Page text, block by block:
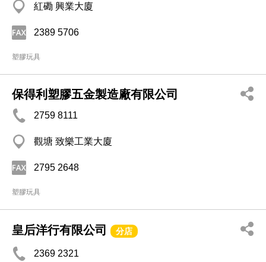
紅磡 興業大廈
2389 5706
塑膠玩具
保得利塑膠五金製造廠有限公司
2759 8111
觀塘 致樂工業大廈
2795 2648
塑膠玩具
皇后洋行有限公司 分店
2369 2321